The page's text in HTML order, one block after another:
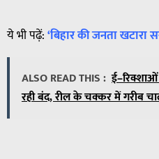
ये भी पढ़ें:‘बिहार की जनता खटारा
ALSO READ THIS :
रही बंद, रील के चक्कर में गरीब